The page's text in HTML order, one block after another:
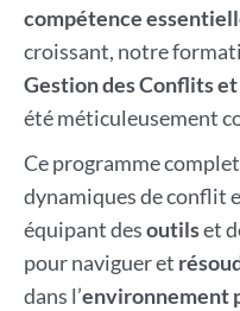
compétence
croissant, notre
Gestion des Conflits
été méticuleusement
Ce programme
dynamiques de conflit
équipant desoutilset
pour naviguer et
dans l’environnement